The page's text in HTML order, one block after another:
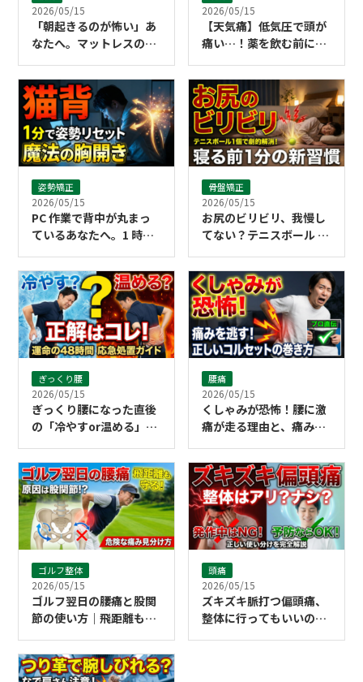
2026/05/15
「朝起きるのが怖い」あ
なたへ。マットレスのせ
い寝返りストレッチ
2026/05/15
【天気痛】低気圧で頭が
痛い…！薬を飲む前に試
マッサージ」の正しいや
り方
姿勢矯正
2026/05/15
PC 作業で背中が丸まっ
ているあなたへ。1 時間
される「胸開き」の魔法
骨盤矯正
2026/05/15
お尻のビリビリ、我慢し
てない？テニスボール 1
前習慣
ぎっくり腰
2026/05/15
ぎっくり腰になった直後
の「冷やすor温める」正
処置ガイド
腰痛
2026/05/15
くしゃみが恐怖！腰に激
痛が走る理由と、痛みを
い巻き方
ゴルフ整体
2026/05/15
ゴルフ翌日の腰痛と股関
節の使い方｜飛距離も守
な腰痛」の見分け方
頭痛
2026/05/15
ズキズキ脈打つ偏頭痛、
整体に行ってもいいの？